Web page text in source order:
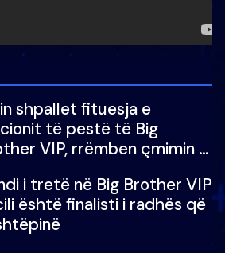
shpallet fituesja e
të pestë të Big
VIP, rrëmben çmimin e
i tretë në Big Brother VIP
është finalisti i radhës që